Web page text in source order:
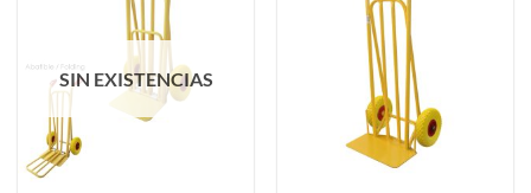
SIN EXISTENCIAS